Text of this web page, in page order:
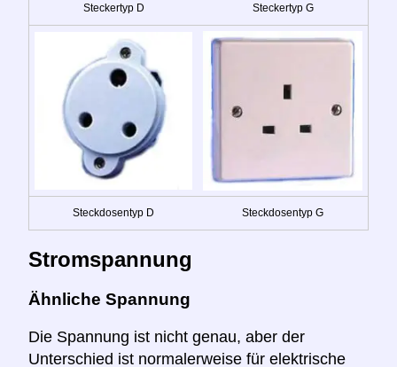
Steckertyp D Steckertyp G
Steckdosentyp D Steckdosentyp G
Stromspannung
Ähnliche Spannung
Die Spannung ist nicht genau, aber der
Unterschied ist normalerweise für elektrische